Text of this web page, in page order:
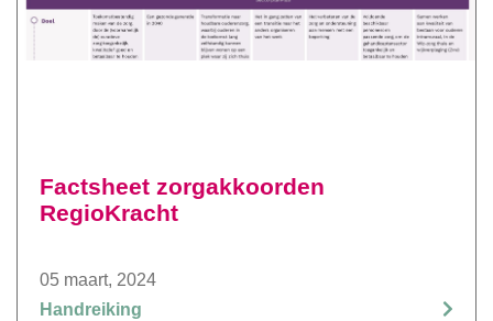
Factsheet zorgakkoorden
RegioKracht
05 maart, 2024
Handreiking